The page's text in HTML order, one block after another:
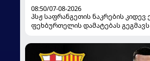
08:50/07-08-2026
პსჟ საფრანგეთის ნაკრების კიდევ
ფეხბურთელის დამატებას გეგმავს